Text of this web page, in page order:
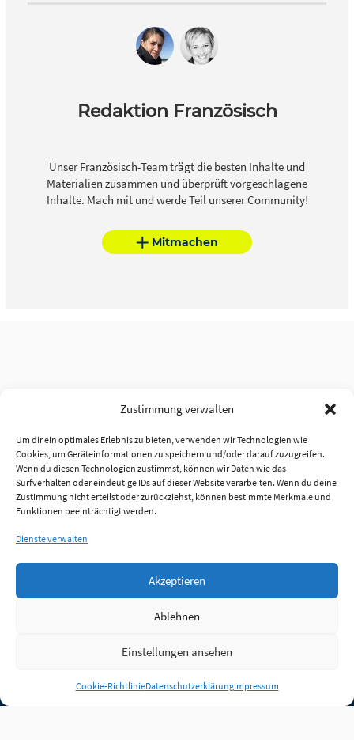
Zustimmung verwalten
Um dir ein optimales Erlebnis zu bieten, verwenden wir Technologien wie
Cookies, um Geräteinformationen zu speichern und/oder darauf zuzugreifen.
Wenn du diesen Technologien zustimmst, können wir Daten wie das
Surfverhalten oder eindeutige IDs auf dieser Website verarbeiten. Wenn du deine
Zustimmung nicht erteilst oder zurückziehst, können bestimmte Merkmale und
Funktionen beeinträchtigt werden.
Dienste verwalten
Akzeptieren
Ablehnen
Einstellungen ansehen
Cookie-RichtlinieDatenschutzerklärungImpressum
Redaktion Französisch
Unser Französisch-Team trägt die besten Inhalte und
Materialien zusammen und überprüft vorgeschlagene
Inhalte. Mach mit und werde Teil unserer Community!
Mitmachen
Anmelden
Jobs Partner FAQ Quellen